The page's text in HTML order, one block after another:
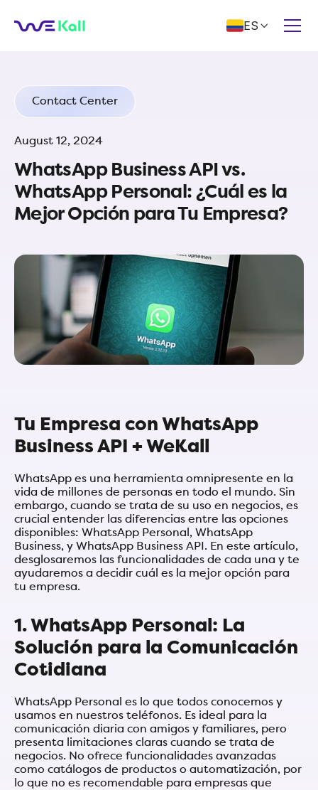
ES 
Contact Center
August 12, 2024
WhatsApp Business API vs.
WhatsApp Personal: ¿Cuál es la
Mejor Opción para Tu Empresa?
Tu Empresa con WhatsApp
Business API + WeKall
WhatsApp es una herramienta omnipresente en la
vida de millones de personas en todo el mundo. Sin
embargo, cuando se trata de su uso en negocios, es
crucial entender las diferencias entre las opciones
disponibles: WhatsApp Personal, WhatsApp
Business, y WhatsApp Business API. En este artículo,
desglosaremos las funcionalidades de cada una y te
ayudaremos a decidir cuál es la mejor opción para
tu empresa.
1. WhatsApp Personal: La
Solución para la Comunicación
Cotidiana
WhatsApp Personal es lo que todos conocemos y
usamos en nuestros teléfonos. Es ideal para la
comunicación diaria con amigos y familiares, pero
presenta limitaciones claras cuando se trata de
negocios. No ofrece funcionalidades avanzadas
como catálogos de productos o automatización, por
lo que no es recomendable para empresas que